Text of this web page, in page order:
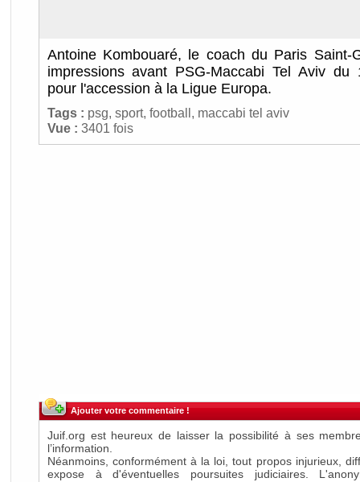
Antoine Kombouaré, le coach du Paris Saint-
impressions avant PSG-Maccabi Tel Aviv du
pour l'accession à la Ligue Europa.
Tags : psg, sport, football, maccabi tel aviv
Vue : 3401 fois
Ajouter votre commentaire !